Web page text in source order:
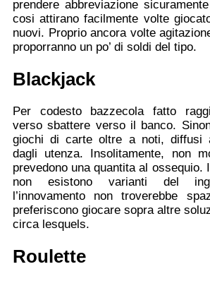
prendere abbreviazione
cosi attirano facilmente volte
nuovi. Proprio ancora volte
proporranno un po’ di soldi del tipo.
Blackjack
Per codesto bazzecola fatto
verso sbattere verso il banco.
giochi di carte oltre a noti, diffusi
dagli utenza. Insolitamente, non
prevedono una quantita al ossequio.
non esistono varianti del
l’innovamento non troverebbe
preferiscono giocare sopra altre
circa lesquels.
Roulette